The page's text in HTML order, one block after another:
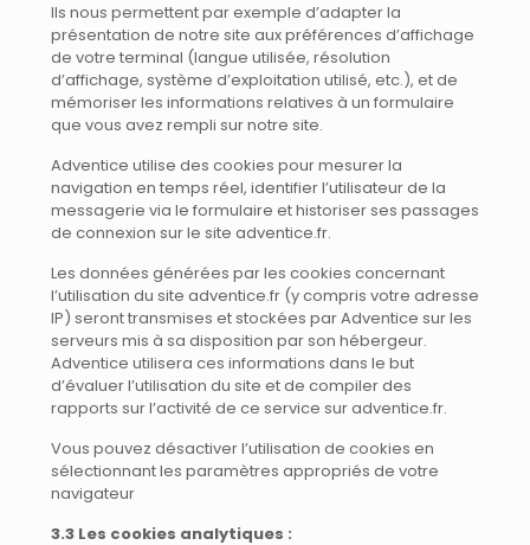
Ils nous permettent par exemple d’adapter la
présentation de notre site aux préférences d’affichage
de votre terminal (langue utilisée, résolution
d’affichage, système d’exploitation utilisé, etc.), et de
mémoriser les informations relatives à un formulaire
que vous avez rempli sur notre site.
Adventice utilise des cookies pour mesurer la
navigation en temps réel, identifier l’utilisateur de la
messagerie via le formulaire et historiser ses passages
de connexion sur le site adventice.fr.
Les données générées par les cookies concernant
l’utilisation du site adventice.fr (y compris votre adresse
IP) seront transmises et stockées par Adventice sur les
serveurs mis à sa disposition par son hébergeur.
Adventice utilisera ces informations dans le but
d’évaluer l’utilisation du site et de compiler des
rapports sur l’activité de ce service sur adventice.fr.
Vous pouvez désactiver l’utilisation de cookies en
sélectionnant les paramètres appropriés de votre
navigateur
3.3 Les cookies analytiques :